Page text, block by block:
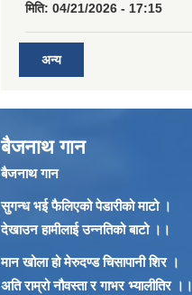
मिति: 04/21/2026 - 17:15
अन्य
बैजनाथ गान
बैजनाथ गान
सुगन्ध भई फैलिएको पेडारीको माटो ।
देखाउन हामीलाई उन्नतिको बाटो ।।
मान खोला हो मेरुदण्ड चिसापानी शिर ।
अति राम्रो नौवस्ता र गाभर भ्यालीतिर ।।